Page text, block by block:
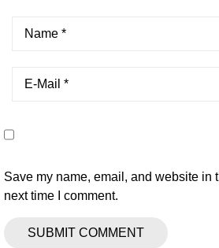
Save my name, email, and website in
next time I comment.